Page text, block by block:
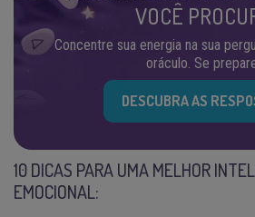
VOCÊ
Concentre sua energia na sua
oráculo. Se
DESCUBRA AS
10 DICAS PARA UMA MELHOR
EMOCIONAL: